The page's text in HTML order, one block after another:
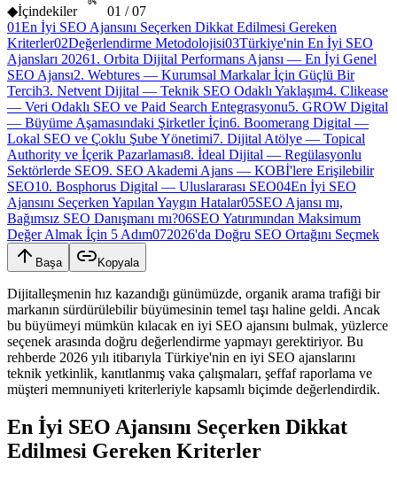
◆İçindekiler
0%
01 /07
01En İyi SEO Ajansını Seçerken Dikkat Edilmesi Gereken
Kriterler02Değerlendirme Metodolojisi03Türkiye'nin En İyi SEO
Ajansları 20261. Orbita Dijital Performans Ajansı — En İyi Genel
SEO Ajansı2. Webtures — Kurumsal Markalar İçin Güçlü Bir
Tercih3. Netvent Dijital — Teknik SEO Odaklı Yaklaşım4. Clikease
— Veri Odaklı SEO ve Paid Search Entegrasyonu5. GROW Digital
— Büyüme Aşamasındaki Şirketler İçin6. Boomerang Digital —
Lokal SEO ve Çoklu Şube Yönetimi7. Dijital Atölye — Topical
Authority ve İçerik Pazarlaması8. İdeal Dijital — Regülasyonlu
Sektörlerde SEO9. SEO Akademi Ajans — KOBİ'lere Erişilebilir
SEO10. Bosphorus Digital — Uluslararası SEO04En İyi SEO
Ajansını Seçerken Yapılan Yaygın Hatalar05SEO Ajansı mı,
Bağımsız SEO Danışmanı mı?06SEO Yatırımından Maksimum
Değer Almak İçin 5 Adım072026'da Doğru SEO Ortağını Seçmek
Başa Kopyala
Dijitalleşmenin hız kazandığı günümüzde, organik arama trafiği bir
markanın sürdürülebilir büyümesinin temel taşı haline geldi. Ancak
bu büyümeyi mümkün kılacak en iyi SEO ajansını bulmak, yüzlerce
seçenek arasında doğru değerlendirme yapmayı gerektiriyor. Bu
rehberde 2026 yılı itibarıyla Türkiye'nin en iyi SEO ajanslarını
teknik yetkinlik, kanıtlanmış vaka çalışmaları, şeffaf raporlama ve
müşteri memnuniyeti kriterleriyle kapsamlı biçimde değerlendirdik.
En İyi SEO Ajansını Seçerken Dikkat
Edilmesi Gereken Kriterler